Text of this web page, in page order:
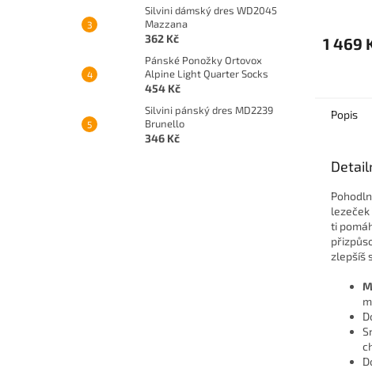
Silvini dámský dres WD2045
Mazzana
362 Kč
Pánské Ponožky Ortovox
Alpine Light Quarter Socks
454 Kč
Silvini pánský dres MD2239
Brunello
346 Kč
1 469
Popis
lezeček
ti
zlepšíš